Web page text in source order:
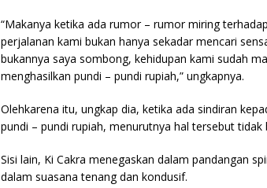
“Makanya ketika ada rumor – rumor miring
perjalanan kami bukan hanya sekadar mencari
bukannya saya sombong, kehidupan kami sudah
menghasilkan pundi – pundi rupiah,” ungkapnya.
Olehkarena itu, ungkap dia, ketika ada sindiran
pundi – pundi rupiah, menurutnya hal tersebut tidak
Sisi lain, Ki Cakra menegaskan dalam pandangan
dalam suasana tenang dan kondusif.